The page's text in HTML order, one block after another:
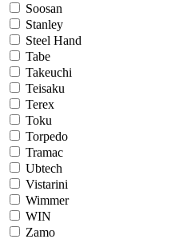
Soosan
Stanley
Steel Hand
Tabe
Takeuchi
Teisaku
Terex
Toku
Torpedo
Tramac
Ubtech
Vistarini
Wimmer
WIN
Zamo